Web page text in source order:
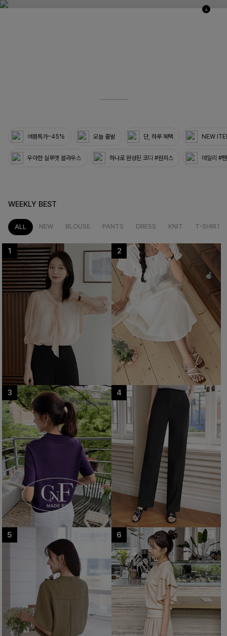
0
여름특가~45% 오늘 출발 단, 하루 혜택 NEW
우아한 실루엣 블라우스 하나로 완성된 코디 #원피스 데일리 #
WEEKLY BEST
ALL NEW BLOUSE PANTS DRESS KNIT T-SHIRT